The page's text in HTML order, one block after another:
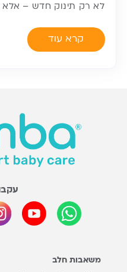
לא רק תינוק חדש – אלא
קרא עוד
משאבות חלב